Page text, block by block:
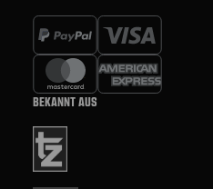
BEKANNT AUS